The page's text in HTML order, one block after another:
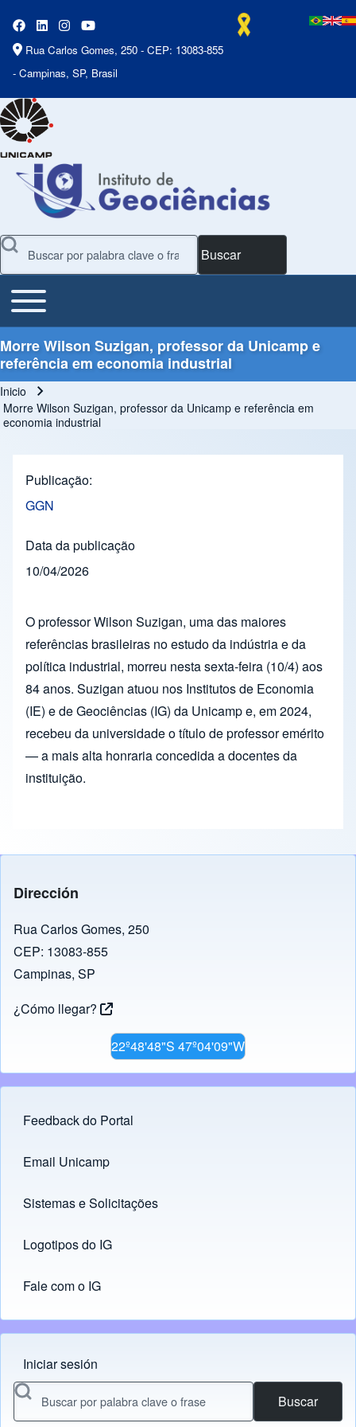
Rua Carlos Gomes, 250 - CEP: 13083-855
- Campinas, SP, Brasil
Buscar
Main Menu
Toggle main menu
Morre Wilson Suzigan, professor da Unicamp e
referência em economia industrial
Ruta de navegación
Inicio
Morre Wilson Suzigan, professor da Unicamp e referência em
economia industrial
Publicação
GGN
Data da publicação
10/04/2026
O professor Wilson Suzigan, uma das maiores
referências brasileiras no estudo da indústria e da
política industrial, morreu nesta sexta-feira (10/4) aos
84 anos. Suzigan atuou nos Institutos de Economia
(IE) e de Geociências (IG) da Unicamp e, em 2024,
recebeu da universidade o título de professor emérito
— a mais alta honraria concedida a docentes da
instituição.
Dirección
Rua Carlos Gomes, 250
CEP: 13083-855
Campinas, SP
¿Cómo llegar?
22º48'48"S 47º04'09"W
Footer menu
Feedback do Portal
Links
Email Unicamp
(opens in new tab)
Sistemas e Solicitações
(opens in new tab)
Logotipos do IG
(opens in new tab)
Fale com o IG
Menu do usuário
Iniciar sesión
Buscar